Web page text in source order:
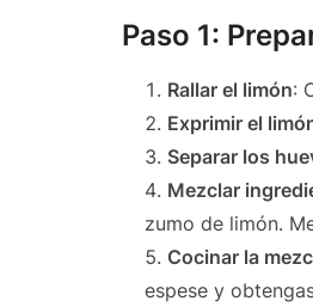
Paso 1:
Rallar el limón:
Exprimir el
Separar los
Mezclar
zumo de limón.
Cocinar la
espese y